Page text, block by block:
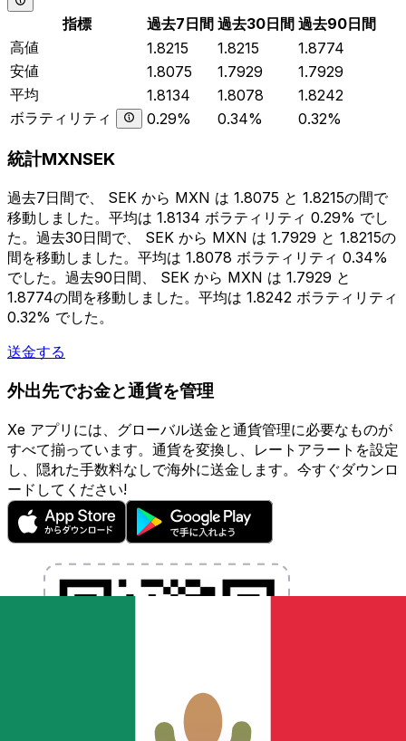
指標 過去7日間 過去30日間 過去90日間
高値
1.8215 1.8215
1.8774
安値
1.8075 1.7929
1.7929
平均
1.8134 1.8078
1.8242
ボラティリティ
0.29% 0.34% 0.32%
統計MXNSEK
過去7日間で、 SEK から MXN は 1.8075 と 1.8215の間で
移動しました。平均は 1.8134 ボラティリティ 0.29% でし
た。過去30日間で、 SEK から MXN は 1.7929 と 1.8215の
間を移動しました。平均は 1.8078 ボラティリティ 0.34%
でした。過去90日間、 SEK から MXN は 1.7929 と
1.8774の間を移動しました。平均は 1.8242 ボラティリティ
0.32% でした。
送金する
外出先でお金と通貨を管理
Xe アプリには、グローバル送金と通貨管理に必要なものが
すべて揃っています。通貨を変換し、レートアラートを設定
し、隠れた手数料なしで海外に送金します。今すぐダウンロ
ードしてください!